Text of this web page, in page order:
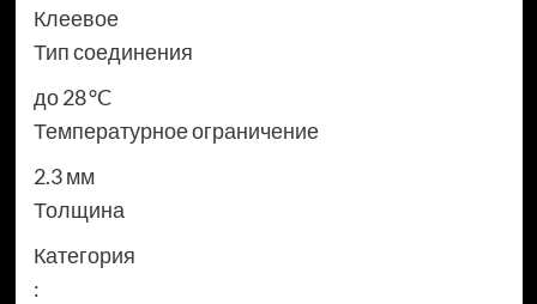
Клеевое
Тип соединения
до 28 °C
Температурное ограничение
2.3 мм
Толщина
Категория
: